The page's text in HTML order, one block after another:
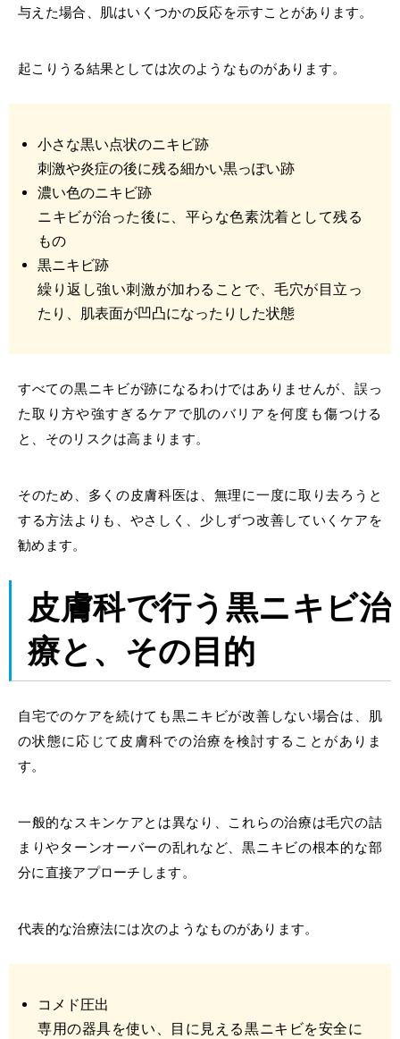
与えた場合、肌はいくつかの反応を示すことがあります。
起こりうる結果としては次のようなものがあります。
小さな黒い点状のニキビ跡
刺激や炎症の後に残る細かい黒っぽい跡
濃い色のニキビ跡
ニキビが治った後に、平らな色素沈着として残る
もの
黒ニキビ跡
繰り返し強い刺激が加わることで、毛穴が目立っ
たり、肌表面が凹凸になったりした状態
すべての黒ニキビが跡になるわけではありませんが、誤っ
た取り方や強すぎるケアで肌のバリアを何度も傷つける
と、そのリスクは高まります。
そのため、多くの皮膚科医は、無理に一度に取り去ろうと
する方法よりも、やさしく、少しずつ改善していくケアを
勧めます。
皮膚科で行う 黒ニキビ治
療と、その目的
自宅でのケアを続けても黒ニキビが改善しない場合は、肌
の状態に応じて皮膚科での治療を検討することがありま
す。
一般的なスキンケアとは異なり、これらの治療は毛穴の詰
まりやターンオーバーの乱れなど、黒ニキビの根本的な部
分に直接アプローチします。
代表的な治療法には次のようなものがあります。
コメド圧出
専用の器具を使い、目に見える黒ニキビを安全に